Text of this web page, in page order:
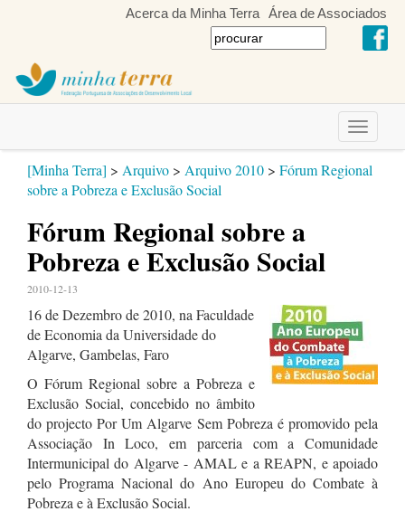
Acerca da Minha Terra Área de Associados
Toggle
[Minha Terra] > Arquivo > Arquivo 2010 > Fórum Regional
sobre a Pobreza e Exclusão Social
Fórum Regional sobre a
Pobreza e Exclusão Social
2010-12-13
16 de Dezembro de 2010, na Faculdade
de Economia da Universidade do
Algarve, Gambelas, Faro
O Fórum Regional sobre a Pobreza e
Exclusão Social, concebido no âmbito
do projecto Por Um Algarve Sem Pobreza é promovido pela
Associação In Loco, em parceria com a Comunidade
Intermunicipal do Algarve - AMAL e a REAPN, e apoiado
pelo Programa Nacional do Ano Europeu do Combate à
Pobreza e à Exclusão Social.